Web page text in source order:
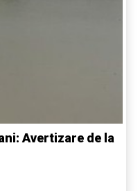
Avertizare de la